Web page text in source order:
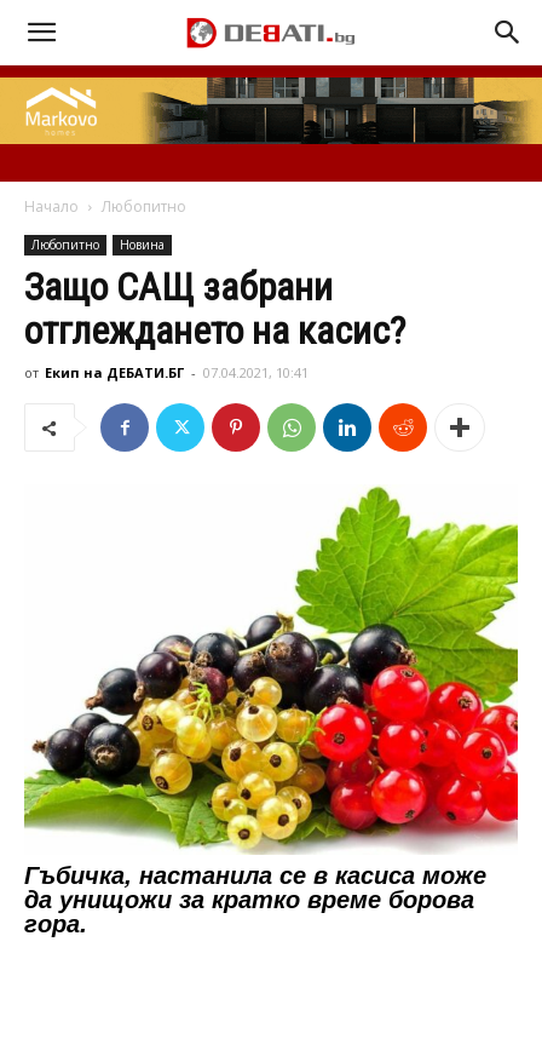
Начало Любопитно
Любопитно Новина
Защо САЩ забрани
отглеждането на касис?
от Екип на ДЕБАТИ.БГ - 07.04.2021, 10:41
Гъбичка, настанила се в касиса може
да унищожи за кратко време борова
гора.